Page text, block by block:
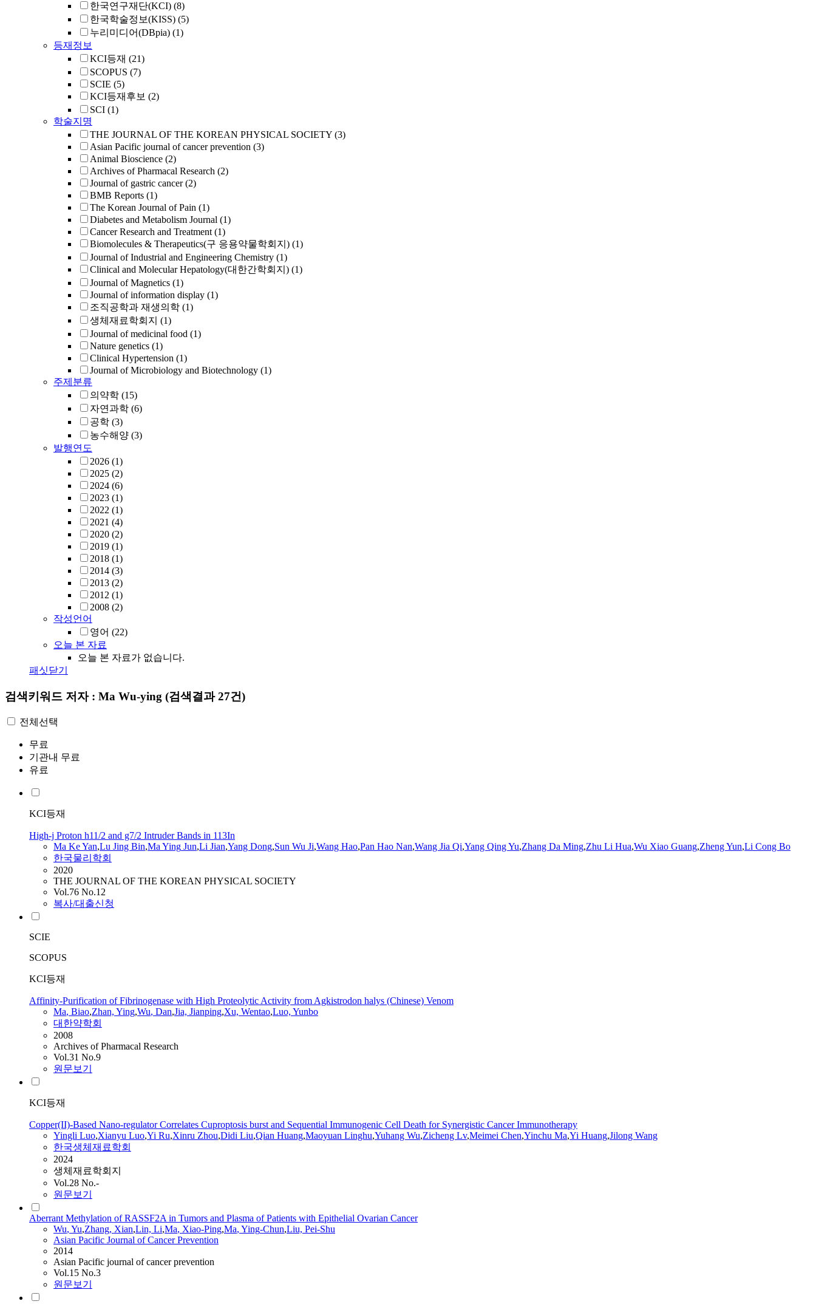
한국연구재단(KCI) (8)
한국학술정보(KISS) (5)
누리미디어(DBpia) (1)
등재정보
KCI등재 (21)
SCOPUS (7)
SCIE (5)
KCI등재후보 (2)
SCI (1)
학술지명
THE JOURNAL OF THE KOREAN PHYSICAL SOCIETY (3)
Asian Pacific journal of cancer prevention (3)
Animal Bioscience (2)
Archives of Pharmacal Research (2)
Journal of gastric cancer (2)
BMB Reports (1)
The Korean Journal of Pain (1)
Diabetes and Metabolism Journal (1)
Cancer Research and Treatment (1)
Biomolecules & Therapeutics(구 응용약물학회지) (1)
Journal of Industrial and Engineering Chemistry (1)
Clinical and Molecular Hepatology(대한간학회지) (1)
Journal of Magnetics (1)
Journal of information display (1)
조직공학과 재생의학 (1)
생체재료학회지 (1)
Journal of medicinal food (1)
Nature genetics (1)
Clinical Hypertension (1)
Journal of Microbiology and Biotechnology (1)
주제분류
의약학 (15)
자연과학 (6)
공학 (3)
농수해양 (3)
발행연도
2026 (1)
2025 (2)
2024 (6)
2023 (1)
2022 (1)
2021 (4)
2020 (2)
2019 (1)
2018 (1)
2014 (3)
2013 (2)
2012 (1)
2008 (2)
작성언어
영어 (22)
오늘 본 자료
오늘 본 자료가 없습니다.
패싯닫기
검색키워드 저자 : Ma Wu-ying (검색결과 27건)
전체선택
무료
기관내 무료
유료
KCI등재
High-j Proton h11/2 and g7/2 Intruder Bands in 113In
Ma Ke Yan,Lu Jing Bin,MaYing Jun,Li Jian,Yang Dong,Sun Wu Ji,Wang Hao,Pan Hao Nan,Wang Jia Qi,Yang Qing Yu,Zhang Da Ming,Zhu Li Hua,Wu Xiao Guang,Zheng Yun,Li Cong Bo
한국물리학회
2020
THE JOURNAL OF THE KOREAN PHYSICAL SOCIETY
Vol.76 No.12
복사/대출신청
SCIE
SCOPUS
KCI등재
Affinity-Purification of Fibrinogenase with High Proteolytic Activity from Agkistrodon halys (Chinese) Venom
Ma, Biao,Zhan, Ying,Wu, Dan,Jia, Jianping,Xu, Wentao,Luo, Yunbo
대한약학회
2008
Archives of Pharmacal Research
Vol.31 No.9
원문보기
KCI등재
Copper(II)-Based Nano-regulator Correlates Cuproptosis burst and Sequential Immunogenic Cell Death for Synergistic Cancer Immunotherapy
Yingli Luo,Xianyu Luo,Yi Ru,Xinru Zhou,Didi Liu,Qian Huang,Maoyuan Linghu,Yuhang Wu,Zicheng Lv,Meimei Chen,Yinchu Ma,Yi Huang,Jilong Wang
한국생체재료학회
2024
생체재료학회지
Vol.28 No.-
원문보기
Aberrant Methylation of RASSF2A in Tumors and Plasma of Patients with Epithelial Ovarian Cancer
Wu, Yu,Zhang, Xian,Lin, Li,Ma, Xiao-Ping,Ma, Ying-Chun,Liu, Pei-Shu
Asian Pacific Journal of Cancer Prevention
2014
Asian Pacific journal of cancer prevention
Vol.15 No.3
원문보기